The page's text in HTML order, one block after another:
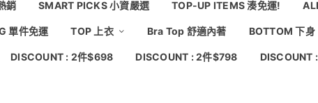
銷 SMART PICKS 小資嚴選 TOP-UP ITEMS 湊免運!
單件免運 TOP 上衣 Bra Top 舒適內著 BOTTOM 下身
DISCOUNT : 2件$698 DISCOUNT : 2件$798 DISCOUNT